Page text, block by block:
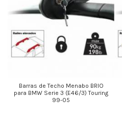
Barras de Techo Menabo BRIO
para BMW Serie 3 (E46/3) Touring
99-05